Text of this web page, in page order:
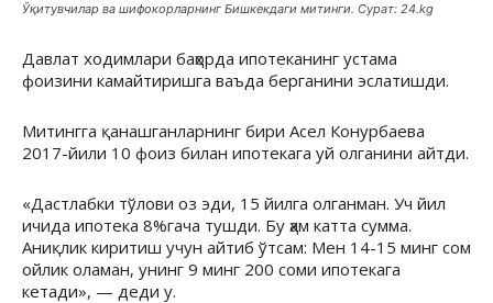
Ўқитувчилар ва шифокорларнинг Бишкекдаги митинги. Сурат: 24.kg
Давлат ходимлари баҳорда ипотеканинг устама
фоизини камайтиришга ваъда берганини эслатишди.
Митингга қанашганларнинг бири Асел Конурбаева
2017-йили 10 фоиз билан ипотекага уй олганини айтди.
«Дастлабки тўлови оз эди, 15 йилга олганман. Уч йил
ичида ипотека 8%гача тушди. Бу ҳам катта сумма.
Аниқлик киритиш учун айтиб ўтсам: Мен 14-15 минг сом
ойлик оламан, унинг 9 минг 200 соми ипотекага
кетади», — деди у.